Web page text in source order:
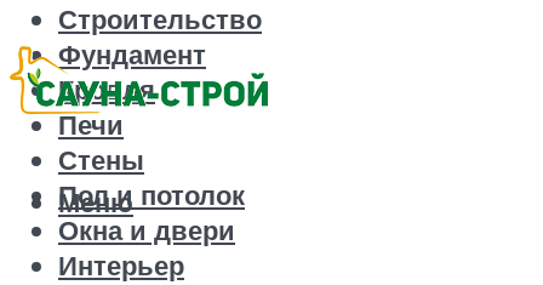
Строительство
Фундамент
Кровля
Печи
Стены
Пол и потолок
Окна и двери
Интерьер
Меню